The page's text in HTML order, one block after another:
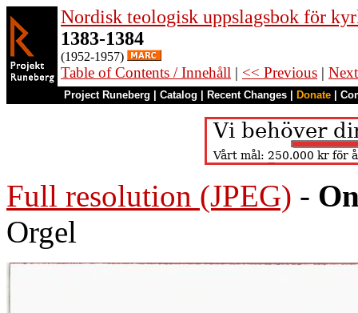
Nordisk teologisk uppslagsbok för
1383-1384
(1952-1957)
Table of Contents / Innehåll | << Previous |
Project Runeberg Catalog Recent Changes Donate
Full resolution (JPEG) -
Orgel